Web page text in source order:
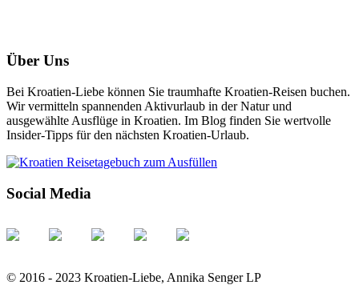
Über Uns
Bei Kroatien-Liebe können Sie traumhafte Kroatien-Reisen buchen.
Wir vermitteln spannenden Aktivurlaub in der Natur und
ausgewählte Ausflüge in Kroatien. Im Blog finden Sie wertvolle
Insider-Tipps für den nächsten Kroatien-Urlaub.
Social Media
© 2016 - 2023 Kroatien-Liebe, Annika Senger LP